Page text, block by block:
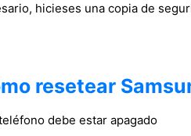
hicieses una copia de
resetear
debe estar apagado